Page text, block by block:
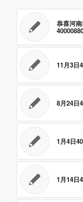
恭喜河
11月3日
8月24日
1月4日
1月14日